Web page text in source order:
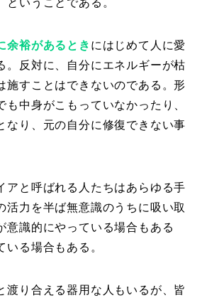
、ということである。
余裕があるとき にはじめて人に愛
。反対に、自分にエネルギーが枯
施すことはできないのである。形
も中身がこもっていなかったり、
なり、元の自分に修復できない事
アと呼ばれる人たちはあらゆる手
活力を半ば無意識のうちに吸い取
意識的にやっている場合もある
いる場合もある。
渡り合える器用な人もいるが、皆